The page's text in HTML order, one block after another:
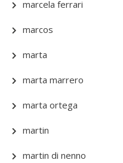
marcela ferrari
marcos
marta
marta marrero
marta ortega
martin
martin di nenno